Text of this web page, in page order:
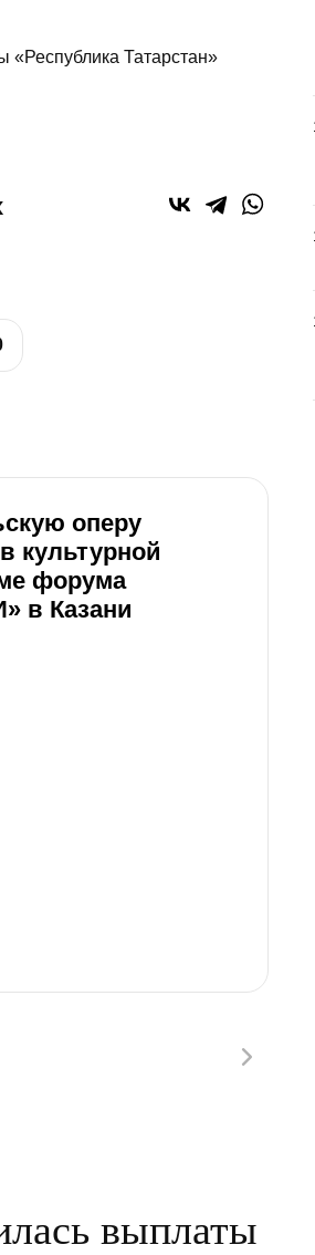
«Республика Татарстан»
оперу
культурной
форума
в Казани
выплаты